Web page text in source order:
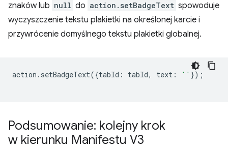
znaków lub null do action.setBadgeText spowoduje
wyczyszczenie tekstu plakietki na określonej karcie i
przywrócenie domyślnego tekstu plakietki globalnej.
action . setBadgeText({tabId : tabId, text : '' });
Podsumowanie: kolejny krok
w kierunku Manifestu V3